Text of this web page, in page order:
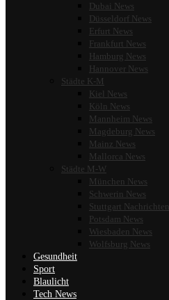
Dubai News
Düsseldorf News
Erfurt News
Frankfurt News
Hamburg News
Hannover News
Städte K-M
Kiel News
Köln News
Mannheim News
Magdeburg News
Mainz News
Mallorca News
Städte M-W
München News
Schwerin News
Stuttgart Nachrichten
Potsdam News
Wiesbaden News
Wolfsburg News
Gesundheit
Sport
Blaulicht
Tech News